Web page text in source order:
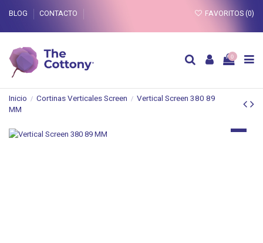
BLOG CONTACTO FAVORITOS (0)
0
Inicio Cortinas Verticales Screen
Vertical Screen 380 89
MM